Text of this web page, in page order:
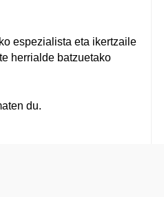
espezialista eta ikertzaile
herrialde batzuetako
du.